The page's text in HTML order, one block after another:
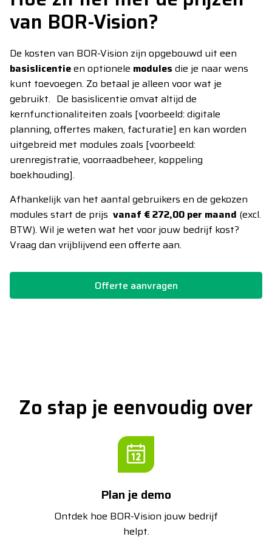
van BOR-Vision?
De kosten van BOR-Vision zijn opgebouwd uit een
basislicentieen optionele modules die je naar wens
kunt toevoegen. Zo betaal je alleen voor wat je
gebruikt. De basislicentie omvat altijd de
kernfunctionaliteiten zoals [voorbeeld: digitale
planning, offertes maken, facturatie] en kan worden
uitgebreid met modules zoals [voorbeeld:
urenregistratie, voorraadbeheer, koppeling
boekhouding].
Afhankelijk van het aantal gebruikers en de gekozen
modules start de prijs vanaf € 272,00 per maand (excl.
BTW). Wil je weten wat het voor jouw bedrijf kost?
Vraag dan vrijblijvend een offerte aan.
Offerte aanvragen
Zo stap je eenvoudig over
Plan je demo
Ontdek hoe BOR-Vision jouw bedrijf
helpt.